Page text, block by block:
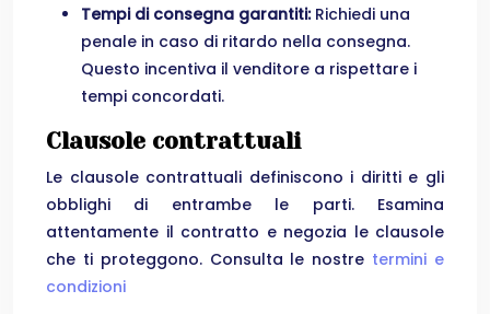
Tempi di consegna garantiti: Richiedi una
penale in caso di ritardo nella consegna.
Questo incentiva il venditore a rispettare i
tempi concordati.
Clausole contrattuali
Le clausole contrattuali definiscono i diritti e gli
obblighi di entrambe le parti. Esamina
attentamente il contratto e negozia le clausole
che ti proteggono. Consulta le nostre termini e
condizioni